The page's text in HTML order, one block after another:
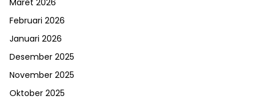
Februari 2026
Januari 2026
Desember 2025
November 2025
Oktober 2025